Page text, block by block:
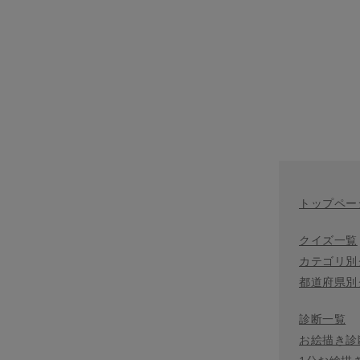
トップペー
クイズ一覧
カテゴリ
都道府県
診断一覧
お絵描き